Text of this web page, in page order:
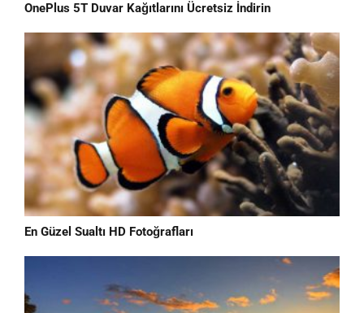
OnePlus 5T Duvar Kağıtlarını Ücretsiz İndirin
En Güzel Sualtı HD Fotoğrafları